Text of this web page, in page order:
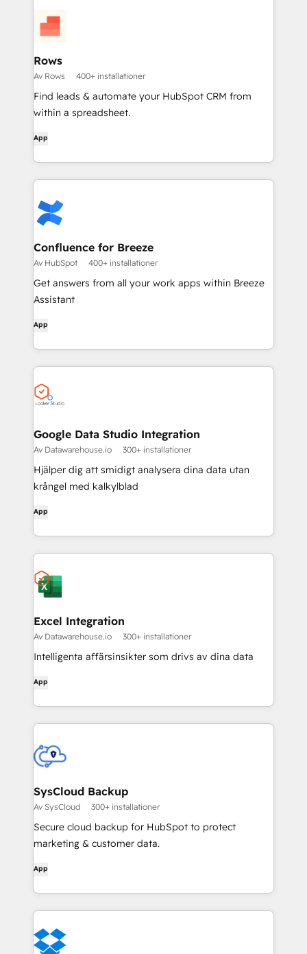
Rows
Av Rows 400+ installationer
Find leads & automate your HubSpot CRM from
within a spreadsheet.
App
Confluence for Breeze
Av HubSpot 400+ installationer
Get answers from all your work apps within Breeze
Assistant
App
Google Data Studio Integration
Av Datawarehouse.io 300+ installationer
Hjälper dig att smidigt analysera dina data utan
krångel med kalkylblad
App
Excel Integration
Av Datawarehouse.io 300+ installationer
Intelligenta affärsinsikter som drivs av dina data
App
SysCloud Backup
Av SysCloud 300+ installationer
Secure cloud backup for HubSpot to protect
marketing & customer data.
App